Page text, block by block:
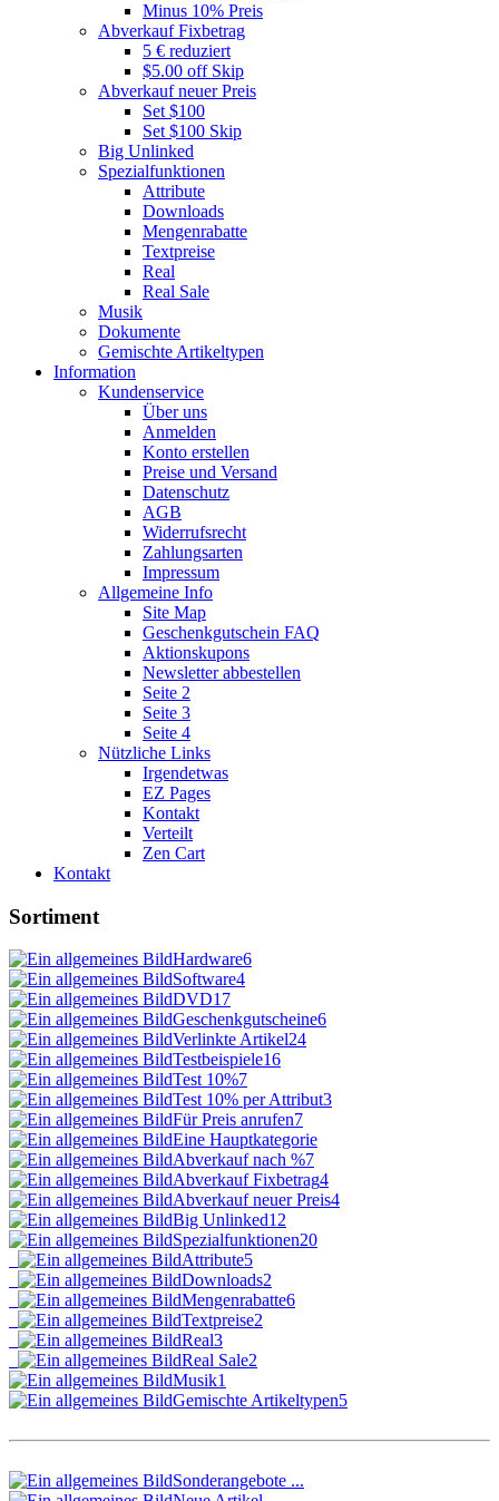
Minus 10% Preis
Abverkauf Fixbetrag
5 € reduziert
$5.00 off Skip
Abverkauf neuer Preis
Set $100
Set $100 Skip
Big Unlinked
Spezialfunktionen
Attribute
Downloads
Mengenrabatte
Textpreise
Real
Real Sale
Musik
Dokumente
Gemischte Artikeltypen
Information
Kundenservice
Über uns
Anmelden
Konto erstellen
Preise und Versand
Datenschutz
AGB
Widerrufsrecht
Zahlungsarten
Impressum
Allgemeine Info
Site Map
Geschenkgutschein FAQ
Aktionskupons
Newsletter abbestellen
Seite 2
Seite 3
Seite 4
Nützliche Links
Irgendetwas
EZ Pages
Kontakt
Verteilt
Zen Cart
Kontakt
Sortiment
Hardware6
Software4
DVD17
Geschenkgutscheine6
Verlinkte Artikel24
Testbeispiele16
Test 10%7
Test 10% per Attribut3
Für Preis anrufen7
Eine Hauptkategorie
Abverkauf nach %7
Abverkauf Fixbetrag4
Abverkauf neuer Preis4
Big Unlinked12
Spezialfunktionen20
Attribute5
Downloads2
Mengenrabatte6
Textpreise2
Real3
Real Sale2
Musik1
Gemischte Artikeltypen5
Sonderangebote ...